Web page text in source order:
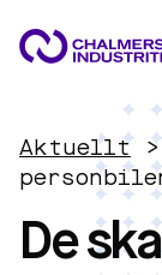
VAD VI GÖR
VÅRA
Cirkulär
Energi
Aktuellt >
De